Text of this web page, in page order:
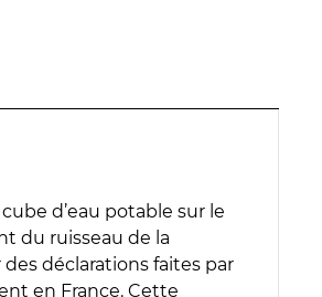
d’eau potable sur le
du ruisseau de la
déclarations faites par
en France. Cette